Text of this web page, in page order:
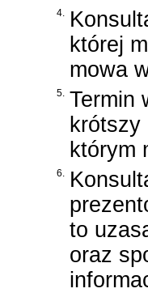
4.
której
mowa
5. Termin
którym
6.
to
oraz